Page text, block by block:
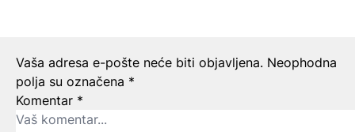
Ostavite odgovor
Vaša adresa e-pošte neće biti objavljena. Neophodna
polja su označena *
Komentar *